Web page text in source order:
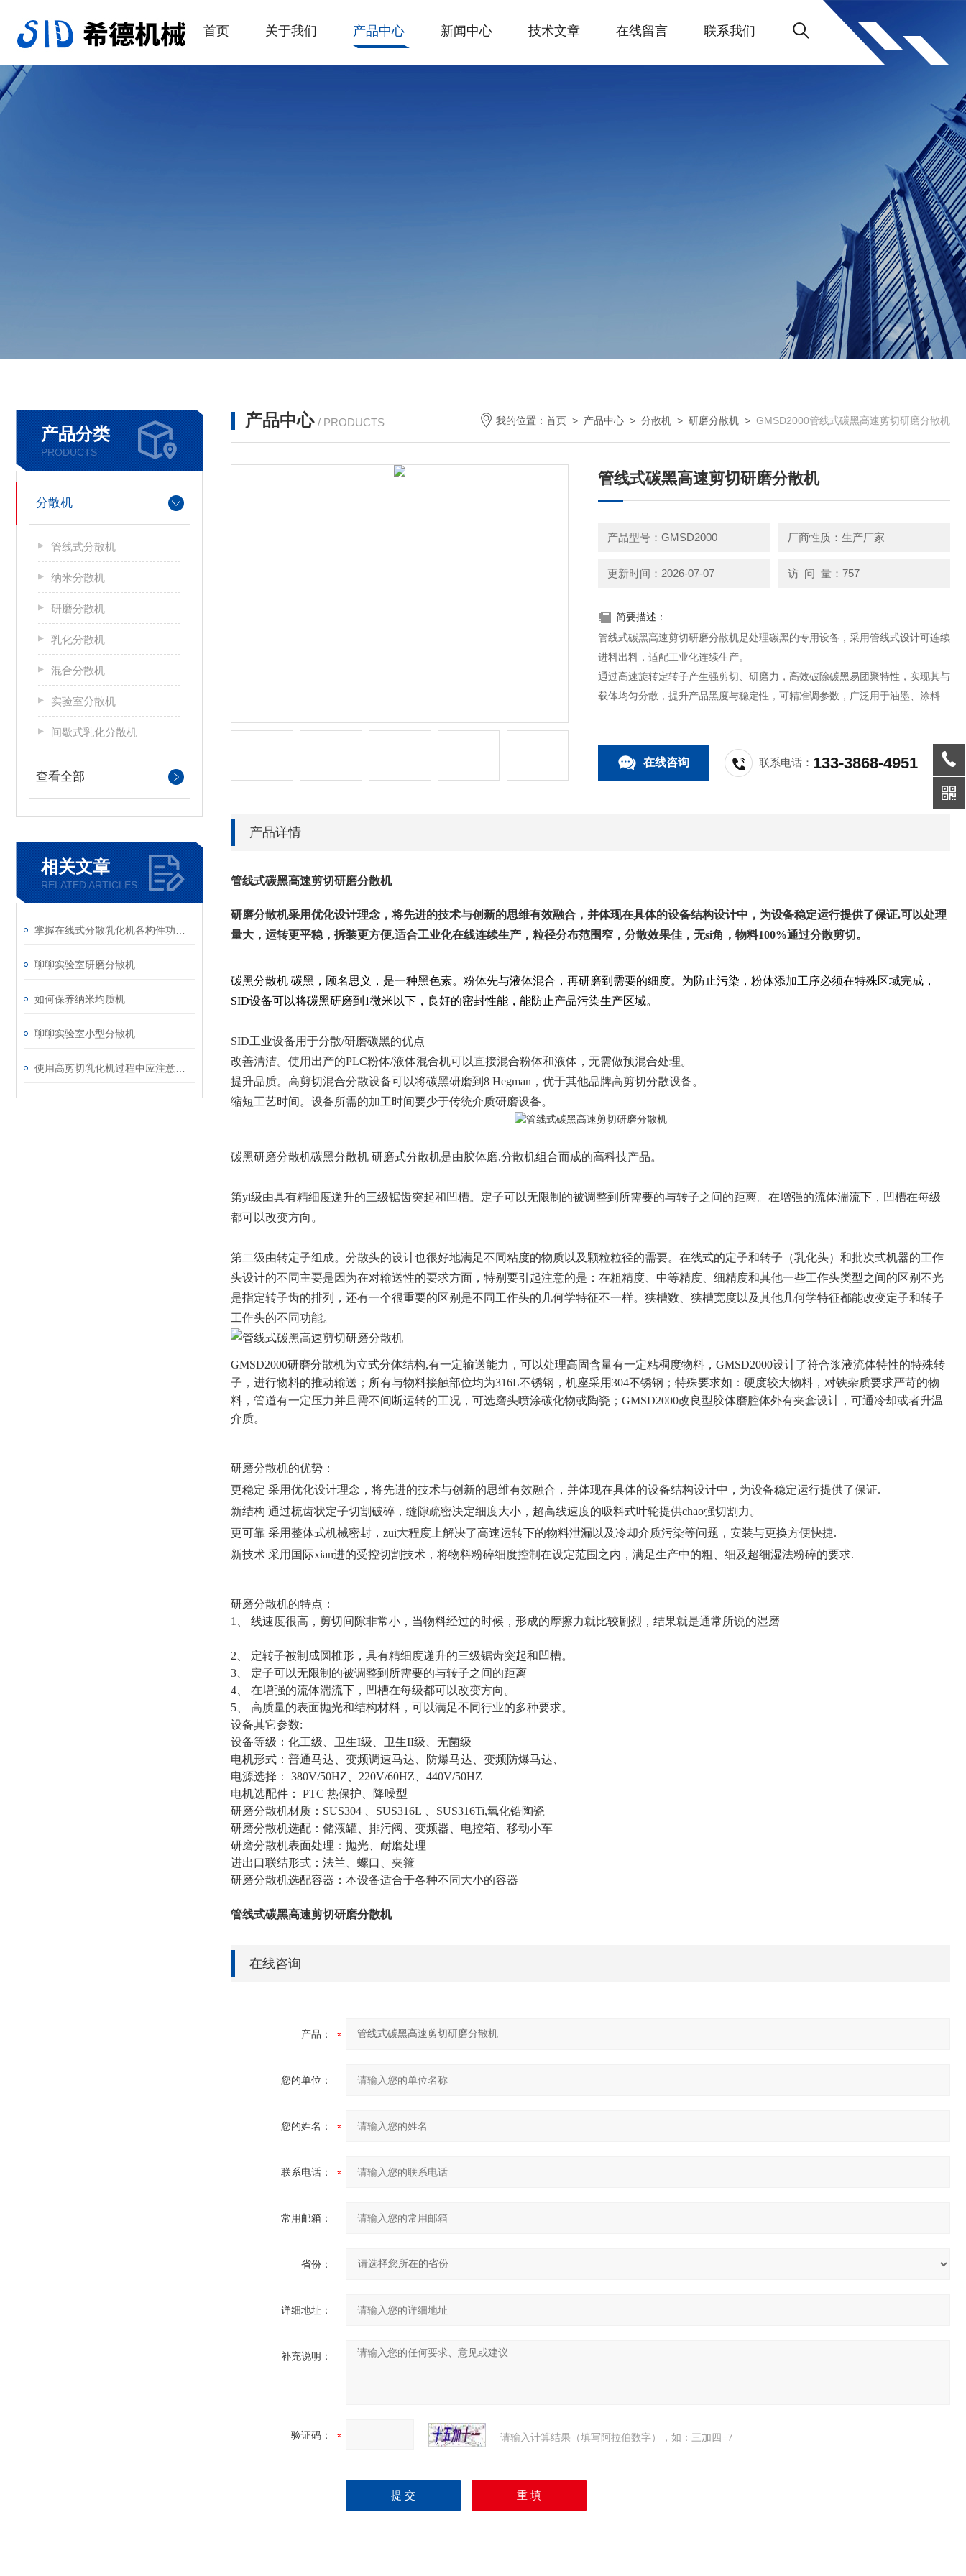
首页 关于我们 产品中心 新闻中心 技术文章 在线留言 联系我们
产品分类
PRODUCTS
分散机
管线式分散机
纳米分散机
研磨分散机
乳化分散机
混合分散机
实验室分散机
间歇式乳化分散机
查看全部
相关文章
RELATED ARTICLES
聊聊实验室研磨分散机
如何保养纳米均质机
聊聊实验室小型分散机
产品中心 / PRODUCTS 我的位置： 首页 > 产品中心 > 分散机 > 研磨分散机 > GMSD2000管线式碳黑高速剪切研磨分散机
管线式碳黑高速剪切研磨分散机
产品型号：GMSD2000 厂商性质：生产厂家
更新时间：2026-07-07 访 问 量：757
简要描述：
管线式碳黑高速剪切研磨分散机是处理碳黑的专用设备，采用管线式设计可连续
进料出料，适配工业化连续生产。
通过高速旋转定转子产生强剪切、研磨力，高效破除碳黑易团聚特性，实现其与
载体均匀分散，提升产品黑度与稳定性，可精准调参数，广泛用于油墨、涂料、
在线咨询 联系电话： 133-3868-4951
产品详情
管线式碳黑高速剪切研磨分散机
研磨分散机采用优化设计理念，将先进的技术与创新的思维有效融合，并体现在具体的设备结构设计中，为设备稳定运行提供了保证.可以处理
量大，运转更平稳，拆装更方便,适合工业化在线连续生产，粒径分布范围窄，分散效果佳，无si角，物料100%通过分散剪切。
碳黑分散机 碳黑，顾名思义，是一种黑色素。粉体先与液体混合，再研磨到需要的细度。为防止污染，粉体添加工序必须在特殊区域完成，
SID设备可以将碳黑研磨到1微米以下，良好的密封性能，能防止产品污染生产区域。
SID工业设备用于分散/研磨碳黑的优点
改善清洁。使用出产的PLC粉体/液体混合机可以直接混合粉体和液体，无需做预混合处理。
提升品质。高剪切混合分散设备可以将碳黑研磨到8 Hegman，优于其他品牌高剪切分散设备。
缩短工艺时间。设备所需的加工时间要少于传统介质研磨设备。
碳黑研磨分散机碳黑分散机 研磨式分散机是由胶体磨,分散机组合而成的高科技产品。
第yi级由具有精细度递升的三级锯齿突起和凹槽。定子可以无限制的被调整到所需要的与转子之间的距离。在增强的流体湍流下，凹槽在每级
都可以改变方向。
第二级由转定子组成。分散头的设计也很好地满足不同粘度的物质以及颗粒粒径的需要。在线式的定子和转子（乳化头）和批次式机器的工作
头设计的不同主要是因为在对输送性的要求方面，特别要引起注意的是：在粗精度、中等精度、细精度和其他一些工作头类型之间的区别不光
是指定转子齿的排列，还有一个很重要的区别是不同工作头的几何学特征不一样。狭槽数、狭槽宽度以及其他几何学特征都能改变定子和转子
工作头的不同功能。
GMSD2000研磨分散机为立式分体结构,有一定输送能力，可以处理高固含量有一定粘稠度物料，GMSD2000设计了符合浆液流体特性的特殊转
子，进行物料的推动输送；所有与物料接触部位均为316L不锈钢，机座采用304不锈钢；特殊要求如：硬度较大物料，对铁杂质要求严苛的物
料，管道有一定压力并且需不间断运转的工况，可选磨头喷涂碳化物或陶瓷；GMSD2000改良型胶体磨腔体外有夹套设计，可通冷却或者升温
介质。
研磨分散机的优势：
更稳定 采用优化设计理念，将先进的技术与创新的思维有效融合，并体现在具体的设备结构设计中，为设备稳定运行提供了保证.
新结构 通过梳齿状定子切割破碎，缝隙疏密决定细度大小，超高线速度的吸料式叶轮提供chao强切割力。
更可靠 采用整体式机械密封，zui大程度上解决了高速运转下的物料泄漏以及冷却介质污染等问题，安装与更换方便快捷.
新技术 采用国际xian进的受控切割技术，将物料粉碎细度控制在设定范围之内，满足生产中的粗、细及超细湿法粉碎的要求.
研磨分散机的特点：
1、 线速度很高，剪切间隙非常小，当物料经过的时候，形成的摩擦力就比较剧烈，结果就是通常所说的湿磨
2、 定转子被制成圆椎形，具有精细度递升的三级锯齿突起和凹槽。
3、 定子可以无限制的被调整到所需要的与转子之间的距离
4、 在增强的流体湍流下，凹槽在每级都可以改变方向。
5、 高质量的表面抛光和结构材料，可以满足不同行业的多种要求。
设备其它参数:
设备等级：化工级、卫生I级、卫生II级、无菌级
电机形式：普通马达、变频调速马达、防爆马达、变频防爆马达、
电源选择： 380V/50HZ、220V/60HZ、440V/50HZ
电机选配件： PTC 热保护、降噪型
研磨分散机材质：SUS304 、SUS316L 、SUS316Ti,氧化锆陶瓷
研磨分散机选配：储液罐、排污阀、变频器、电控箱、移动小车
研磨分散机表面处理：抛光、耐磨处理
进出口联结形式：法兰、螺口、夹箍
研磨分散机选配容器：本设备适合于各种不同大小的容器
管线式碳黑高速剪切研磨分散机
在线咨询
产品：
您的单位：
您的姓名：
联系电话：
常用邮箱：
省份：
详细地址：
补充说明：
验证码： 请输入计算结果（填写阿拉伯数字），如：三加四=7